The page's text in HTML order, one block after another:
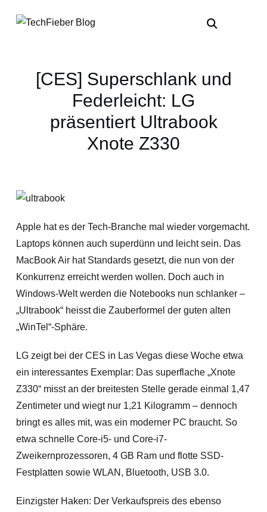
[CES] Superschlank und
Federleicht: LG
präsentiert Ultrabook
Xnote Z330
Apple hat es der Tech-Branche mal wieder vorgemacht.
Laptops können auch superdünn und leicht sein. Das
MacBook Air hat Standards gesetzt, die nun von der
Konkurrenz erreicht werden wollen. Doch auch in
Windows-Welt werden die Notebooks nun schlanker –
„Ultrabook“ heisst die Zauberformel der guten alten
„WinTel“-Sphäre.
LG zeigt bei der CES in Las Vegas diese Woche etwa
ein interessantes Exemplar: Das superflache „Xnote
Z330“ misst an der breitesten Stelle gerade einmal 1,47
Zentimeter und wiegt nur 1,21 Kilogramm – dennoch
bringt es alles mit, was ein moderner PC braucht. So
etwa schnelle Core-i5- und Core-i7-
Zweikernprozessoren, 4 GB Ram und flotte SSD-
Festplatten sowie WLAN, Bluetooth, USB 3.0.
Einzigster Haken: Der Verkaufspreis des ebenso